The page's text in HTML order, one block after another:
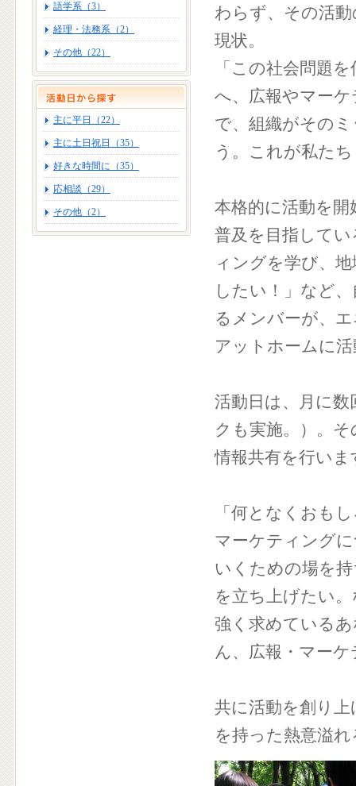
語学系（3）
経理・法務系（2）
その他（22）
主に平日（22）
主に土日祝日（35）
好きな時間に（35）
応相談（29）
その他（2）
わらず、その活
現状。
「この社会問題
へ、広報やマー
で、組織がその
う。これが私た
本格的に活動を
普及を目指して
ィングを学び、
したい！」など
るメンバーが、
アットホームに
活動日は、月に
クも実施。）。
情報共有を行いま
「何となくおも
マーケティング
いくための場を
を立ち上げたい
強く求めている
ん、広報・マー
共に活動を創り
を持った熱意溢